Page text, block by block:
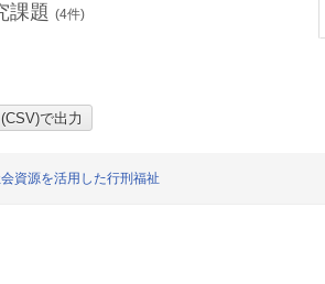
課題 (4件)
資源を活用した行刑福祉